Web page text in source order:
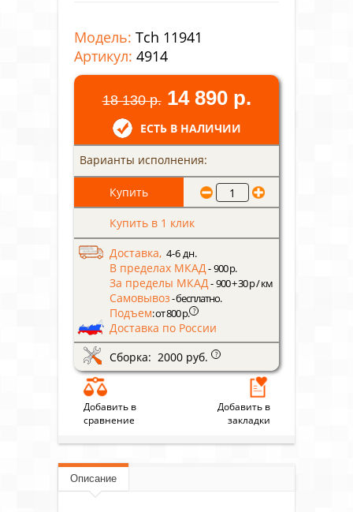
Модель: Tch 11941
Артикул: 4914
18 130 р. 14 890 р.
ЕСТЬ В НАЛИЧИИ
Варианты исполнения:
Купить в 1 клик
Доставка, 4-6 дн.
В пределах МКАД- 900 р.
За пределы МКАД- 900 + 30 р / км
Самовывоз- бесплатно.
Подъем: от 800 р. ?
Доставка по России
Сборка: 2000 руб.
?
Добавить в
сравнение
Добавить в
закладки
Описание